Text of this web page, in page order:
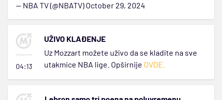
— NBA TV (@NBATV)October 29, 2024
04:13
UŽIVO KLAĐENJE
Uz Mozzart možete uživo da se kladite na sve
utakmice NBA lige. Opširnije OVDE.